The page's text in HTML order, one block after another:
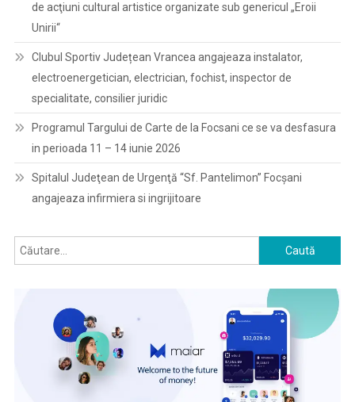
de acţiuni cultural artistice organizate sub genericul „Eroii
Unirii“
Clubul Sportiv Județean Vrancea angajeaza instalator,
electroenergetician, electrician, fochist, inspector de
specialitate, consilier juridic
Programul Targului de Carte de la Focsani ce se va desfasura
in perioada 11 – 14 iunie 2026
Spitalul Judeţean de Urgenţă “Sf. Pantelimon” Focşani
angajeaza infirmiera si ingrijitoare
Caută
după: